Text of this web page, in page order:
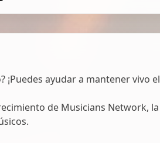
¡Puedes ayudar a mantener vivo el
de Musicians Network, la